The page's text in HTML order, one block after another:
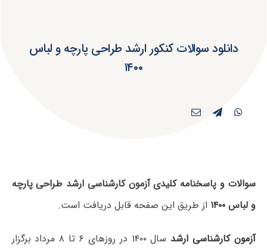
دانلود سوالات کنکور ارشد طراحی پارچه و لباس
۱۴۰۰
سوالات و پاسخنامه کلیدی آزمون کارشناسی ارشد طراحی پارچه
و لباس ۱۴۰۰
از طریق این صفحه قابل دریافت است.
آزمون کارشناسی ارشد
سال ۱۴۰۰ در روزهای ۶ تا ۸ مرداد برگزار